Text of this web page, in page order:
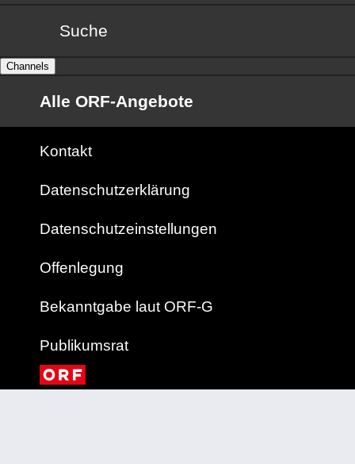
Suche
Channels
Alle ORF-Angebote
Kontakt
Datenschutzerklärung
Datenschutzeinstellungen
Offenlegung
Bekanntgabe laut ORF-G
Publikumsrat